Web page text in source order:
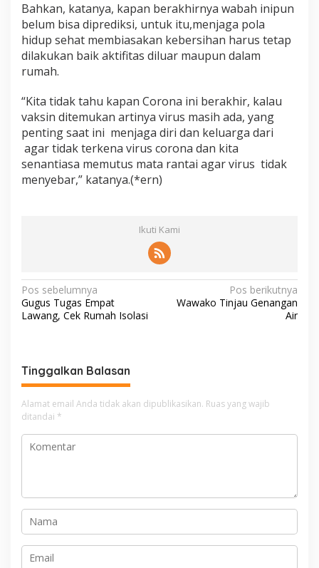
Bahkan, katanya, kapan berakhirnya wabah inipun
belum bisa diprediksi, untuk itu,menjaga pola
hidup sehat membiasakan kebersihan harus tetap
dilakukan baik aktifitas diluar maupun dalam
rumah.
“Kita tidak tahu kapan Corona ini berakhir, kalau
vaksin ditemukan artinya virus masih ada, yang
penting saat ini menjaga diri dan keluarga dari
agar tidak terkena virus corona dan kita
senantiasa memutus mata rantai agar virus tidak
menyebar,” katanya.(*ern)
Ikuti Kami
N
a
g
a
s
i
p
s
Pos sebelumnya
Gugus Tugas Empat
Lawang, Cek Rumah Isolasi
Pos berikutnya
Wawako Tinjau Genangan
Air
Tinggalkan Balasan
Alamat email Anda tidak akan dipublikasikan. Ruas yang wajib
ditandai *